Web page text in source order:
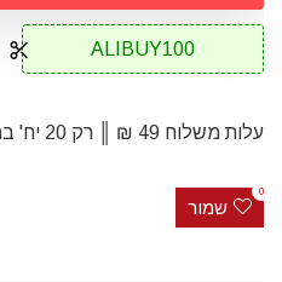
ALIBUY100
עלות משלוח 49 ₪ ║ רק 20 יח' במלאי
שמור
0